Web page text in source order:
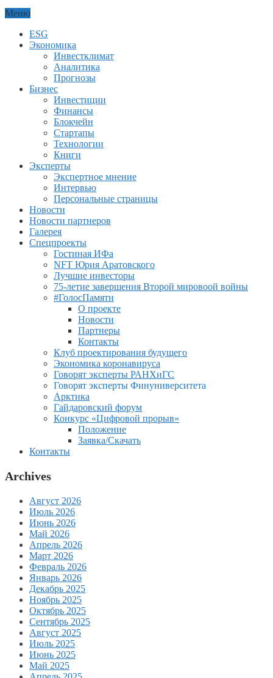
Меню
ESG
Экономика
Инвестклимат
Аналитика
Прогнозы
Бизнес
Инвестиции
Финансы
Блокчейн
Стартапы
Технологии
Книги
Эксперты
Экспертное мнение
Интервью
Персональные страницы
Новости
Новости партнеров
Галерея
Спецпроекты
Гостиная ИФа
NFT Юрия Аратовского
Лучшие инвесторы
75-летие завершения Второй мировоой войны
#ГолосПамяти
О проекте
Новости
Партнеры
Контакты
Клуб проектирования будущего
Экономика коронавируса
Говорят эксперты РАНХиГС
Говорят эксперты Финуниверситета
Арктика
Гайдаровский форум
Конкурс «Цифровой прорыв»
Положение
Заявка/Скачать
Контакты
Archives
Август 2026
Июль 2026
Июнь 2026
Май 2026
Апрель 2026
Март 2026
Февраль 2026
Январь 2026
Декабрь 2025
Ноябрь 2025
Октябрь 2025
Сентябрь 2025
Август 2025
Июль 2025
Июнь 2025
Май 2025